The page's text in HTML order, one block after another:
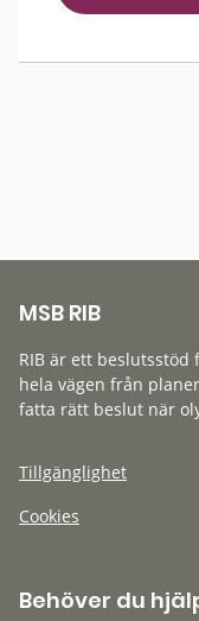
MSB RIB
RIB är ett
hela vägen från
fatta rätt beslut när
Tillgänglighet
Cookies
Behöver du